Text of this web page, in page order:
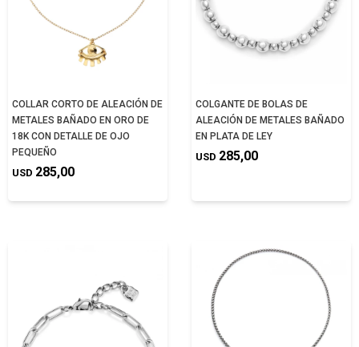
COLLAR CORTO DE ALEACIÓN DE
METALES BAÑADO EN ORO DE
18K CON DETALLE DE OJO
PEQUEÑO
USD 285,00
COLGANTE DE BOLAS DE
ALEACIÓN DE METALES BAÑADO
EN PLATA DE LEY
USD 285,00